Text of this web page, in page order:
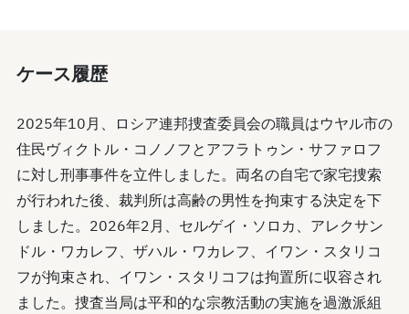
ケース履歴
2025年10月、ロシア連邦捜査委員会の職員はウヤル市の
住民ヴィクトル・コノノフとアフラトゥン・サファロフ
に対し刑事事件を立件しました。両名の自宅で家宅捜索
が行われた後、裁判所は高齢の男性を拘束する決定を下
しました。2026年2月、セルゲイ・ソロカ、アレクサン
ドル・ワカレフ、ザハル・ワカレフ、イワン・スタリコ
フが拘束され、イワン・スタリコフは拘置所に収容され
ました。捜査当局は平和的な宗教活動の実施を過激派組